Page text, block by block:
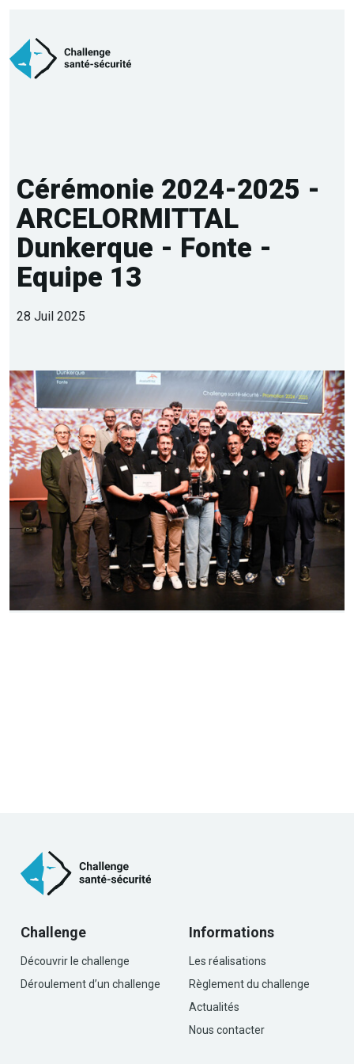
Cérémonie 2024-2025 -
ARCELORMITTAL
Dunkerque - Fonte -
Equipe 13
28 Juil 2025
Challenge
Découvrir le challenge
Déroulement d’un challenge
Informations
Les réalisations
Règlement du challenge
Actualités
Nous contacter